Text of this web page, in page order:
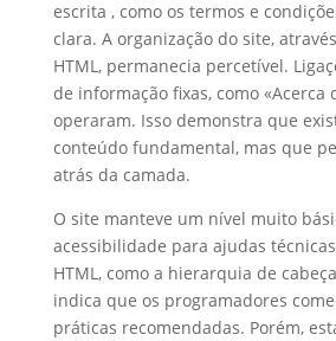
escrita , como os termos e
clara. A organização do site,
HTML, permanecia percetível.
de informação fixas, como «Acerca
operaram. Isso demonstra que
conteúdo fundamental, mas que
atrás da camada.
O site manteve um nível muito
acessibilidade para ajudas
HTML, como a hierarquia de
indica que os programadores
práticas recomendadas. Porém,